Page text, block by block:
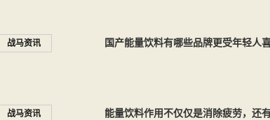
战马资讯 国产能量饮料有哪些品牌更受年轻人
战马资讯 能量饮料作用不仅仅是消除疲劳，还